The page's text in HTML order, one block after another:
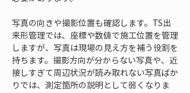
写真の向きや撮影位置も確認します。TS出
来形管理では、座標や数値で施工位置を管理
しますが、写真は現場の見え方を補う役割を
持ちます。撮影方向が分からない写真や、近
接しすぎて周辺状況が読み取れない写真ばか
りでは、測定箇所の説明として弱くなりま